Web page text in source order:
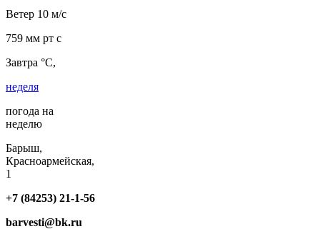
Ветер 10 м/с
759 мм рт с
Завтра °C,
неделя
погода на
неделю
Барыш,
Красноармейская,
1
+7 (84253) 21-1-56
barvesti@bk.ru